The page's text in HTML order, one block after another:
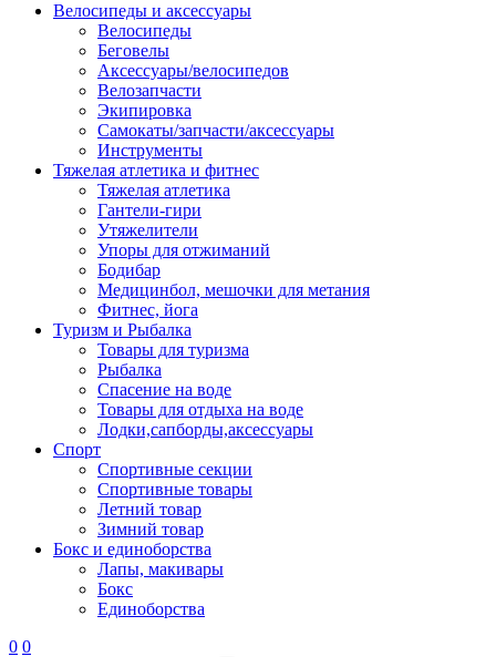
Велосипеды и аксессуары
Велосипеды
Беговелы
Аксессуары/велосипедов
Велозапчасти
Экипировка
Самокаты/запчасти/аксессуары
Инструменты
Тяжелая атлетика и фитнес
Тяжелая атлетика
Гантели-гири
Утяжелители
Упоры для отжиманий
Бодибар
Медицинбол, мешочки для метания
Фитнес, йога
Туризм и Рыбалка
Товары для туризма
Рыбалка
Спасение на воде
Товары для отдыха на воде
Лодки,сапборды,аксессуары
Спорт
Спортивные секции
Спортивные товары
Летний товар
Зимний товар
Бокс и единоборства
Лапы, макивары
Бокс
Единоборства
0 0